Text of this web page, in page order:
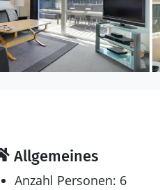
Allgemeines
Anzahl Personen: 6